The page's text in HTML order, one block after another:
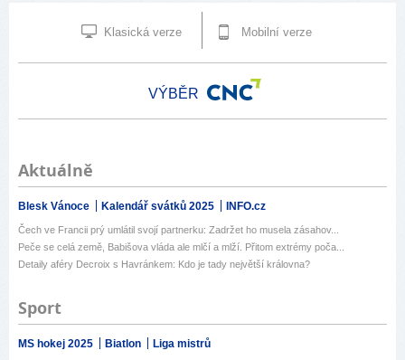
Klasická verze Mobilní verze
VÝBĚR
Aktuálně
Blesk Vánoce Kalendář svátků 2025 INFO.cz
Čech ve Francii prý umlátil svojí partnerku: Zadržet ho musela zásahov...
Peče se celá země, Babišova vláda ale mlčí a mlží. Přitom extrémy poča...
Detaily aféry Decroix s Havránkem: Kdo je tady největší královna?
Sport
MS hokej 2025 Biatlon Liga mistrů